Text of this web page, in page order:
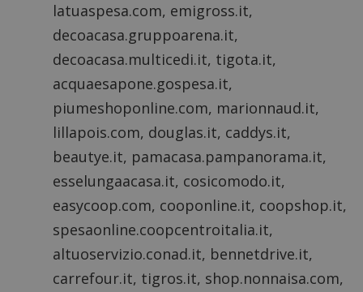
latuaspesa.com, emigross.it,
decoacasa.gruppoarena.it,
decoacasa.multicedi.it, tigota.it,
acquaesapone.gospesa.it,
piumeshoponline.com, marionnaud.it,
lillapois.com, douglas.it, caddys.it,
beautye.it, pamacasa.pampanorama.it,
esselungaacasa.it, cosicomodo.it,
easycoop.com, cooponline.it, coopshop.it,
spesaonline.coopcentroitalia.it,
altuoservizio.conad.it, bennetdrive.it,
carrefour.it, tigros.it, shop.nonnaisa.com,